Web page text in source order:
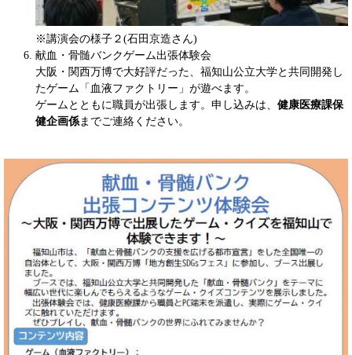
※講演会の様子２(石田京造さん)
献血・骨髄バンクゲーム出張体験会
大阪・関西万博で大好評だった、福知山公立大学と共同開発し
たゲーム「血液ファクトリー」が遊べます。
ゲームとともに職員が出張します。申し込みは、 健康医療課保
健企画係までご連絡ください。